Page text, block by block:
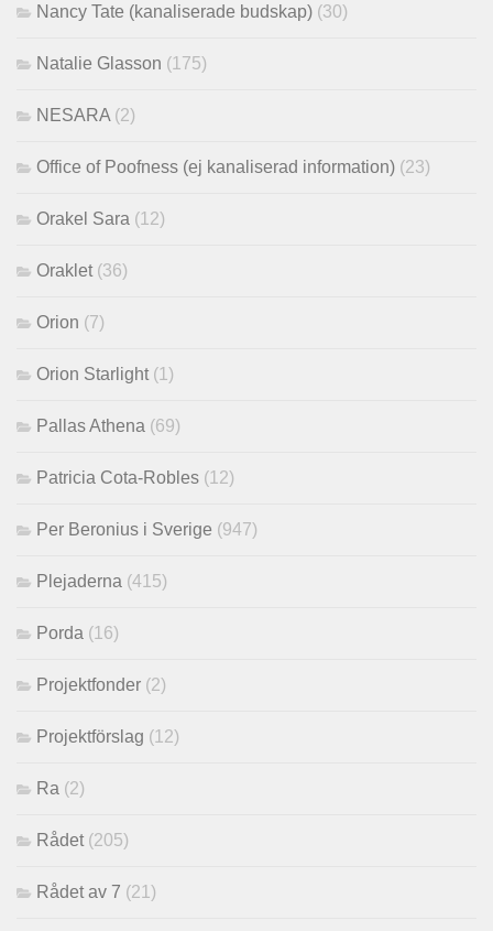
Nancy Tate (kanaliserade budskap) (30)
Natalie Glasson (175)
NESARA (2)
Office of Poofness (ej kanaliserad information) (23)
Orakel Sara (12)
Oraklet (36)
Orion (7)
Orion Starlight (1)
Pallas Athena (69)
Patricia Cota-Robles (12)
Per Beronius i Sverige (947)
Plejaderna (415)
Porda (16)
Projektfonder (2)
Projektförslag (12)
Ra (2)
Rådet (205)
Rådet av 7 (21)